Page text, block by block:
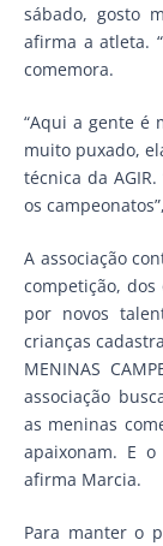
sábado, gosto
afirma a atleta.
comemora.
“Aqui a gente é
muito puxado,
técnica da
os
A associação
competição, dos
por novos
crianças
MENINAS
associação
as meninas
apaixonam. E
afirma Marcia.
Para manter o